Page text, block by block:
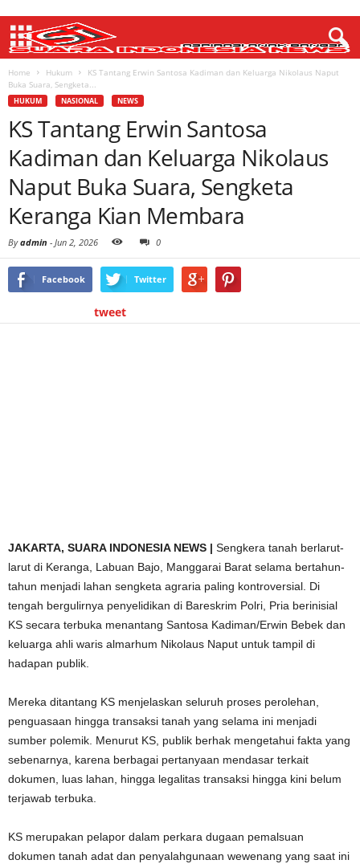
Home Hukum
KS Tantang Erwin Santosa Kadiman dan Keluarga Nikolaus Naput
Buka Suara, Sengketa...
HUKUM NASIONAL NEWS
KS Tantang Erwin Santosa
Kadiman dan Keluarga Nikolaus
Naput Buka Suara, Sengketa
Keranga Kian Membara
Byadmin - Jun 2, 2026 0
Facebook Twitter
tweet
JAKARTA, SUARA INDONESIA NEWS | Sengkera tanah berlarut-
larut di Keranga, Labuan Bajo, Manggarai Barat selama bertahun-
tahun menjadi lahan sengketa agraria paling kontroversial. Di
tengah bergulirnya penyelidikan di Bareskrim Polri, Pria berinisial
KS secara terbuka menantang Santosa Kadiman/Erwin Bebek dan
keluarga ahli waris almarhum Nikolaus Naput untuk tampil di
hadapan publik.
Mereka ditantang KS menjelaskan seluruh proses perolehan,
penguasaan hingga transaksi tanah yang selama ini menjadi
sumber polemik. Menurut KS, publik berhak mengetahui fakta yang
sebenarnya, karena berbagai pertanyaan mendasar terkait
dokumen, luas lahan, hingga legalitas transaksi hingga kini belum
terjawab terbuka.
KS merupakan pelapor dalam perkara dugaan pemalsuan
dokumen tanah adat dan penyalahgunaan wewenang yang saat ini